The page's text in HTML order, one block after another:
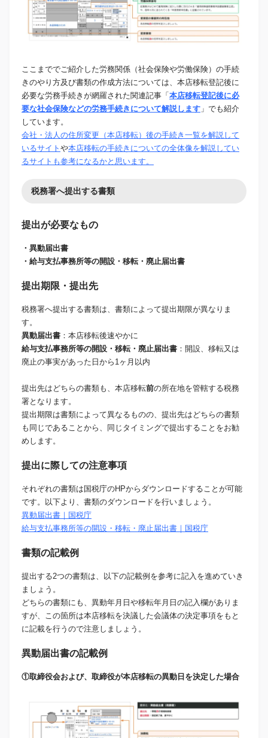
ここまででご紹介した労務関係（社会保険や労働保険）の手続
きのやり方及び書類の作成方法については、本店移転登記後に
必要な労務手続きが網羅された関連記事「 本店移転登記後に必
要な社会保険などの労務手続きについて解説します 」でも紹介
しています。
会社・法人の住所変更（本店移転）後の手続き一覧を解説して
いるサイト や本店移転の手続きについての全体像を解説してい
るサイトも参考になるかと思います。
税務署へ提出する書類
提出が必要なもの
・異動届出書
・給与支払事務所等の開設・移転・廃止届出書
提出期限・提出先
税務署へ提出する書類は、書類によって提出期限が異なりま
す。
異動届出書 ：本店移転後速やかに
給与支払事務所等の開設・移転・廃止届出書 ：開設、移転又は
廃止の事実があった日から1ヶ月以内
提出先はどちらの書類も、本店移転前の所在地を管轄する税務
署となります。
提出期限は書類によって異なるものの、提出先はどちらの書類
も同じであることから、同じタイミングで提出することをお勧
めします。
提出に際しての注意事項
それぞれの書類は国税庁のHPからダウンロードすることが可能
です。以下より、書類のダウンロードを行いましょう。
異動届出書｜国税庁
給与支払事務所等の開設・移転・廃止届出書｜国税庁
書類の記載例
提出する2つの書類は、以下の記載例を参考に記入を進めていき
ましょう。
どちらの書類にも、異動年月日や移転年月日の記入欄がありま
すが、この箇所は本店移転を決議した会議体の決定事項をもと
に記載を行うので注意しましょう。
異動届出書の記載例
①取締役会および、取締役が本店移転の異動日を決定した場合